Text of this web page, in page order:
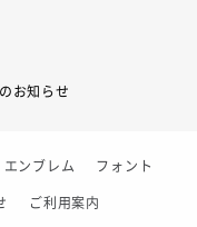
お知らせ
盤のお知らせ
エンブレム フォント
ご利用案内